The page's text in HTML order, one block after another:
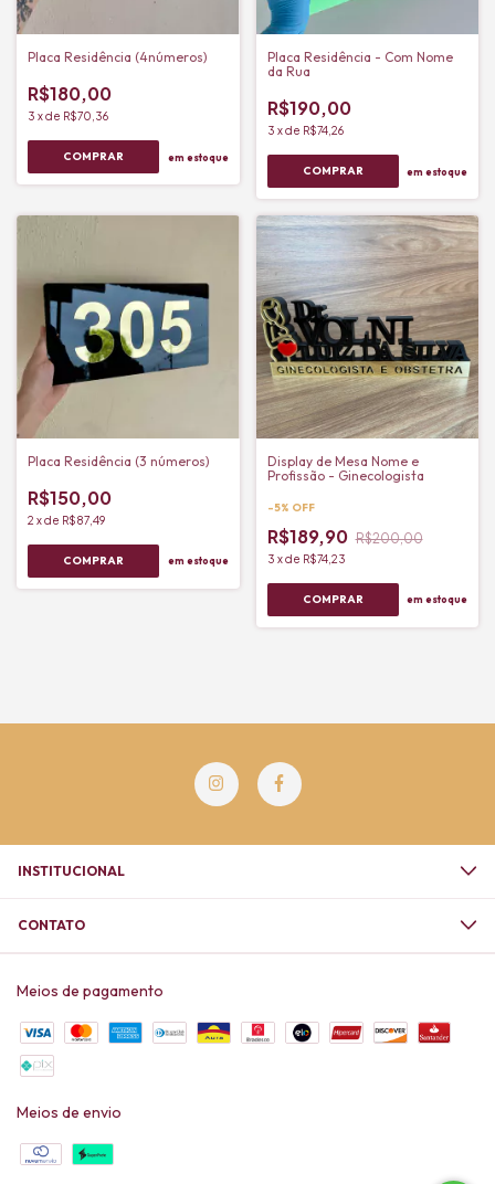
Placa Residência (4números)
R$180,00
3 xde R$70,36
em estoque
Placa Residência - Com Nome
da Rua
R$190,00
3 xde R$74,26
em estoque
Placa Residência (3 números)
R$150,00
2 xde R$87,49
em estoque
Display de Mesa Nome e
Profissão - Ginecologista
-5% OFF
R$189,90 R$200,00
3 xde R$74,23
em estoque
INSTITUCIONAL
CONTATO
Meios de pagamento
Meios de envio